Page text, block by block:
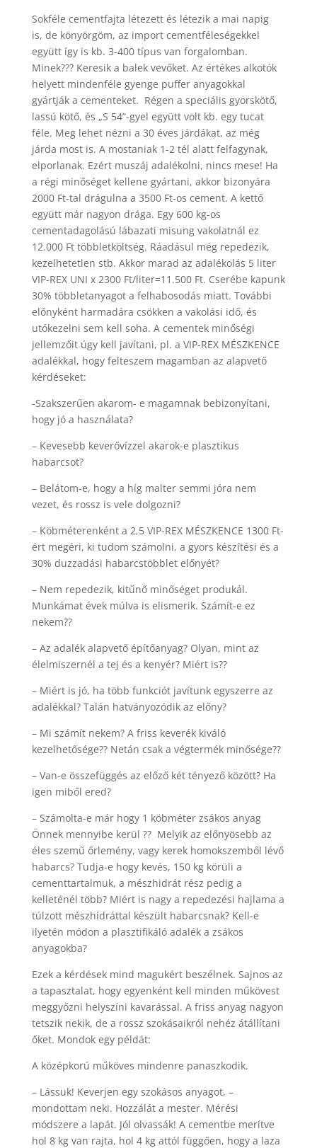
Sokféle cementfajta létezett és létezik a mai napig
is, de könyörgöm, az import cementféleségekkel
együtt így is kb. 3-400 típus van forgalomban.
Minek??? Keresik a balek vevőket. Az értékes alkotók
helyett mindenféle gyenge puffer anyagokkal
gyártják a cementeket. Régen a speciális gyorskötő,
lassú kötő, és „S 54”-gyel együtt volt kb. egy tucat
féle. Meg lehet nézni a 30 éves járdákat, az még
járda most is. A mostaniak 1-2 tél alatt felfagynak,
elporlanak. Ezért muszáj adalékolni, nincs mese! Ha
a régi minőséget kellene gyártani, akkor bizonyára
2000 Ft-tal drágulna a 3500 Ft-os cement. A kettő
együtt már nagyon drága. Egy 600 kg-os
cementadagolású lábazati misung vakolatnál ez
12.000 Ft többletköltség. Ráadásul még repedezik,
kezelhetetlen stb. Akkor marad az adalékolás 5 liter
VIP-REX UNI x 2300 Ft/liter=11.500 Ft. Cserébe kapunk
30% többletanyagot a felhabosodás miatt. További
előnyként harmadára csökken a vakolási idő, és
utókezelni sem kell soha. A cementek minőségi
jellemzőit úgy kell javítani, pl. a VIP-REX MÉSZKENCE
adalékkal, hogy felteszem magamban az alapvető
kérdéseket:
-Szakszerűen akarom- e magamnak bebizonyítani,
hogy jó a használata?
– Kevesebb keverővízzel akarok-e plasztikus
habarcsot?
– Belátom-e, hogy a híg malter semmi jóra nem
vezet, és rossz is vele dolgozni?
– Köbméterenként a 2,5 VIP-REX MÉSZKENCE 1300 Ft-
ért megéri, ki tudom számolni, a gyors készítési és a
30% duzzadási habarcstöbblet előnyét?
– Nem repedezik, kitűnő minőséget produkál.
Munkámat évek múlva is elismerik. Számít-e ez
nekem??
– Az adalék alapvető építőanyag? Olyan, mint az
élelmiszernél a tej és a kenyér? Miért is??
– Miért is jó, ha több funkciót javítunk egyszerre az
adalékkal? Talán hatványozódik az előny?
– Mi számít nekem? A friss keverék kiváló
kezelhetősége?? Netán csak a végtermék minősége??
– Van-e összefüggés az előző két tényező között? Ha
igen miből ered?
– Számolta-e már hogy 1 köbméter zsákos anyag
Önnek mennyibe kerül ?? Melyik az előnyösebb az
éles szemű őrlemény, vagy kerek homokszemből lévő
habarcs? Tudja-e hogy kevés, 150 kg körüli a
cementtartalmuk, a mészhidrát rész pedig a
kelleténél több? Miért is nagy a repedezési hajlama a
túlzott mészhidráttal készült habarcsnak? Kell-e
ilyetén módon a plasztifikáló adalék a zsákos
anyagokba?
Ezek a kérdések mind magukért beszélnek. Sajnos az
a tapasztalat, hogy egyenként kell minden műkövest
meggyőzni helyszíni kavarással. A friss anyag nagyon
tetszik nekik, de a rossz szokásaikról nehéz átállítani
őket. Mondok egy példát:
A középkorú műköves mindenre panaszkodik.
– Lássuk! Keverjen egy szokásos anyagot, –
mondottam neki. Hozzálát a mester. Mérési
módszere a lapát. Jól olvassák! A cementbe merítve
hol 8 kg van rajta, hol 4 kg attól függően, hogy a laza